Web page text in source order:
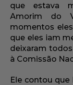
que estava
Amorim do
momentos
que eles iam
deixaram
à Comissão
Ele contou que